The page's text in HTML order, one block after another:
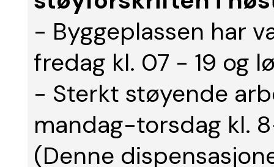
- Byggeplassen har
fredag kl. 07 - 19 og
- Sterkt støyende
mandag-torsdag kl.
(Denne